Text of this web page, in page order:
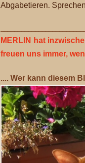
Abgabetieren.
MERLIN hat
freuen uns immer,
.... Wer kann diesem